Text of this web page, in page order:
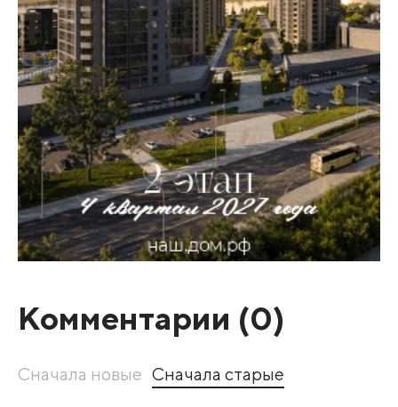
Комментарии (0)
Сначала новые Сначала старые